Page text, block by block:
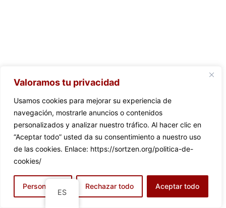
Valoramos tu privacidad
Usamos cookies para mejorar su experiencia de
navegación, mostrarle anuncios o contenidos
personalizados y analizar nuestro tráfico. Al hacer clic en
“Aceptar todo” usted da su consentimiento a nuestro uso
de las cookies. Enlace: https://sortzen.org/politica-de-
cookies/
Personalizar Rechazar todo Aceptar todo
ES